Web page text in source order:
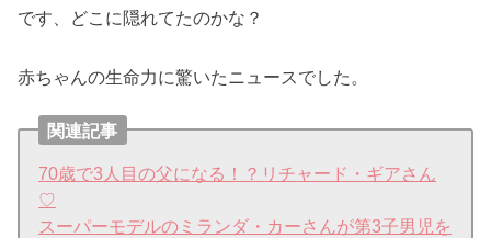
です、どこに隠れてたのかな？
赤ちゃんの生命力に驚いたニュースでした。
関連記事
70歳で3人目の父になる！？リチャード・ギアさん
♡
スーパーモデルのミランダ・カーさんが第3子男児を